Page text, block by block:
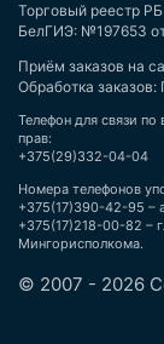
Торговый реестр
БелГИЭ: №197653
Приём заказов на
Обработка
Телефон для связи
прав:
+375(29)332-04-04
Номера телефонов
+375(17)390-42-95 –
+375(17)218-00-82 –
Мингорисполкома.
© 2007 - 2026